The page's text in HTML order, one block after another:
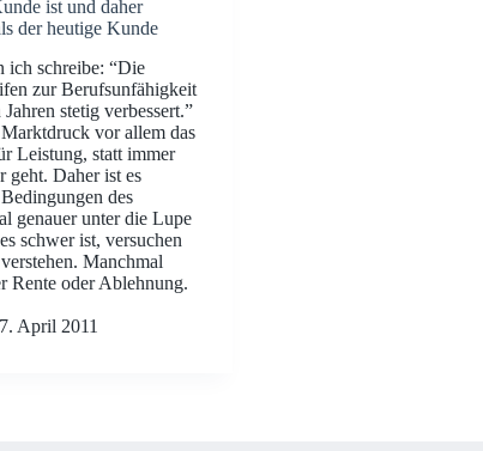
ist und daher
der heutige Kunde
ich schreibe: “Die
zur Berufsunfähigkeit
stetig verbessert.”
vor allem das
Leistung, statt immer
geht. Daher ist es
des
genauer unter die Lupe
schwer ist, versuchen
Manchmal
Rente oder Ablehnung.
April 2011